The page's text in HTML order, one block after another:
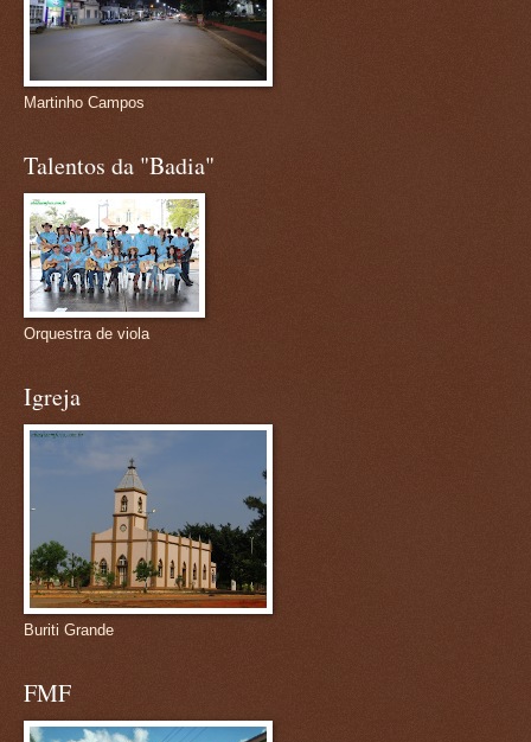
Martinho Campos
Talentos da "Badia"
Orquestra de viola
Igreja
Buriti Grande
FMF